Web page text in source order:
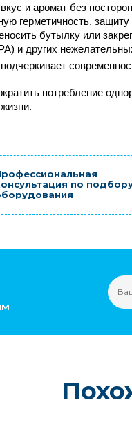
и аромат без
герметичность, защиту
бутылку или
и других
потребление
по